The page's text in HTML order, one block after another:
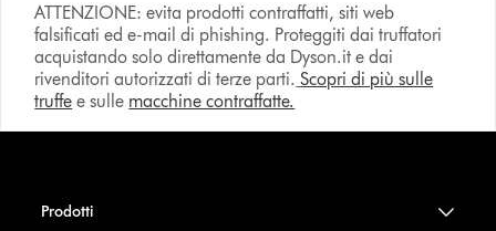
ATTENZIONE: evita prodotti contraffatti, siti web
falsificati ed e-mail di phishing. Proteggiti dai truffatori
acquistando solo direttamente da Dyson.it e dai
rivenditori autorizzati di terze parti. Scopri di più sulle
truffe e sulle macchine contraffatte.
Prodotti